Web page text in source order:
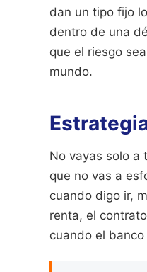
dan un tipo fijo
dentro de una
que el riesgo
mundo.
No vayas solo a
que no vas a
cuando digo ir,
renta, el
cuando el